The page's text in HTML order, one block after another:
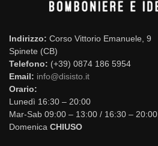
Indirizzo: Corso Vittorio Emanuele, 9
Spinete (CB)
Telefono: (+39) 0874 186 5954
Email: info@disisto.it
Orario:
Lunedì 16:30 – 20:00
Mar-Sab 09:00 – 13:00 / 16:30 – 20:00
Domenica CHIUSO